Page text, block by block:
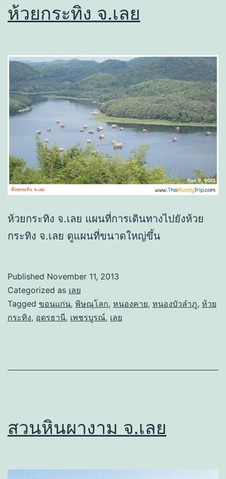
ห้วยกระทิง จ.เลย
ห้วยกระทิง จ.เลย แผนที่การเดินทางไปยังห้วย
กระทิง จ.เลย ดูแผนที่ขนาดใหญ่ขึ้น
Published November 11, 2013
Categorized as เลย
Tagged ขอนแก่น, พิษณุโลก, หนองคาย, หนองบัวลำภู, ห้วย
กระทิง, อุดรธานี, เพชรบูรณ์, เลย
สวนหินผางาม จ.เลย